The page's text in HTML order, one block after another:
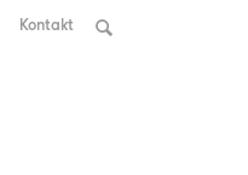
Kontakt